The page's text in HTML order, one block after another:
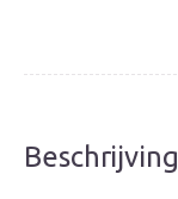
Beschrijving